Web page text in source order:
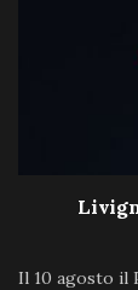
Il 10 agosto il